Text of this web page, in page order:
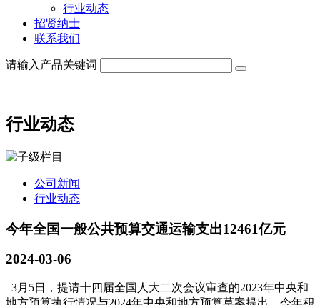
行业动态
招贤纳士
联系我们
请输入产品关键词
行业动态
公司新闻
行业动态
今年全国一般公共预算交通运输支出12461亿元
2024-03-06
3月5日，提请十四届全国人大二次会议审查的2023年中央和
地方预算执行情况与2024年中央和地方预算草案提出，今年积